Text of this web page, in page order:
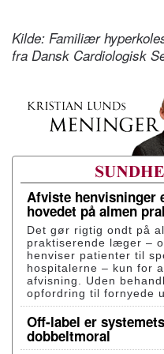
Kilde: Familiær
fra Dansk Cardiologisk
Afviste henvisninger
hovedet på almen
Det gør rigtig ondt på
praktiserende læger –
henviser patienter til
hospitalerne – kun for
afvisning. Uden
opfordring til fornyede
Off-label er
dobbeltmoral